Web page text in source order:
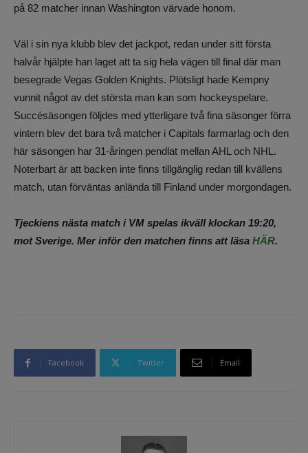
på 82 matcher innan Washington värvade honom.
Väl i sin nya klubb blev det jackpot, redan under sitt första
halvår hjälpte han laget att ta sig hela vägen till final där man
besegrade Vegas Golden Knights. Plötsligt hade Kempny
vunnit något av det största man kan som hockeyspelare.
Succésäsongen följdes med ytterligare två fina säsonger förra
vintern blev det bara två matcher i Capitals farmarlag och den
här säsongen har 31-åringen pendlat mellan AHL och NHL.
Noterbart är att backen inte finns tillgänglig redan till kvällens
match, utan förväntas anlända till Finland under morgondagen.
Tjeckiens nästa match i VM spelas ikväll klockan 19:20,
mot Sverige. Mer inför den matchen finns att läsa HÄR.
Facebook Twitter Email